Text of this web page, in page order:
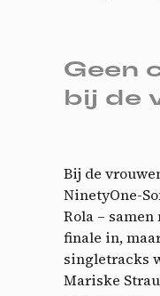
Geen
bij de
Bij de
NinetyOne-
Rola –
finale in,
singletracks
Mariske